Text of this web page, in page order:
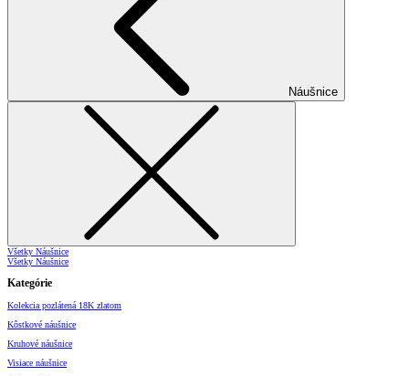
Náušnice
Všetky Náušnice
Všetky Náušnice
Kategórie
Kolekcia pozlátená 18K zlatom
Kôstkové náušnice
Kruhové náušnice
Visiace náušnice